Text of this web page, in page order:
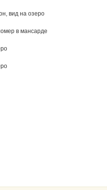
вид на озеро
в мансарде